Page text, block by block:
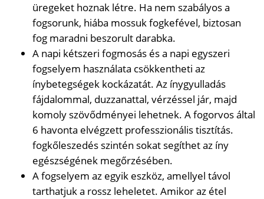
üregeket hoznak létre. Ha nem szabályos a
fogsorunk, hiába mossuk fogkefével, biztosan
fog maradni beszorult darabka.
A napi kétszeri fogmosás és a napi egyszeri
fogselyem használata csökkentheti az
ínybetegségek kockázatát. Az ínygyulladás
fájdalommal, duzzanattal, vérzéssel jár, majd
komoly szövődményei lehetnek. A fogorvos által
6 havonta elvégzett professzionális tisztítás.
fogkőleszedés szintén sokat segíthet az íny
egészségének megőrzésében.
A fogselyem az egyik eszköz, amellyel távol
tarthatjuk a rossz leheletet. Amikor az étel